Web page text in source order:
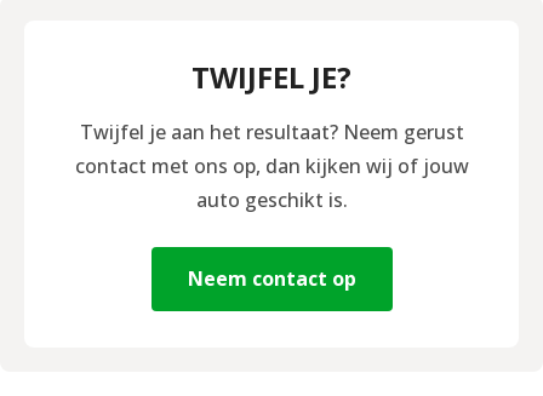
TWIJFEL JE?
Twijfel je aan het resultaat? Neem gerust
contact met ons op, dan kijken wij of jouw
auto geschikt is.
Neem contact op